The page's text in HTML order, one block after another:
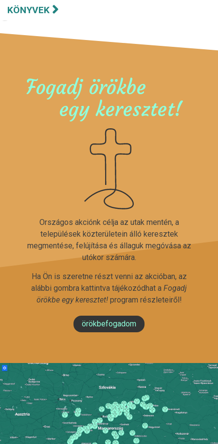
KÖNYVEK
Fogadj örökbe
egy keresztet!
Országos akciónk célja az utak mentén, a
települések közterületein álló keresztek
megmentése, felújítása és állaguk megóvása az
utókor számára.
Ha Ön is szeretne részt venni az akcióban, az
alábbi gombra kattintva tájékozódhat a Fogadj
örökbe egy keresztet!program részleteiről!
örökbefogadom